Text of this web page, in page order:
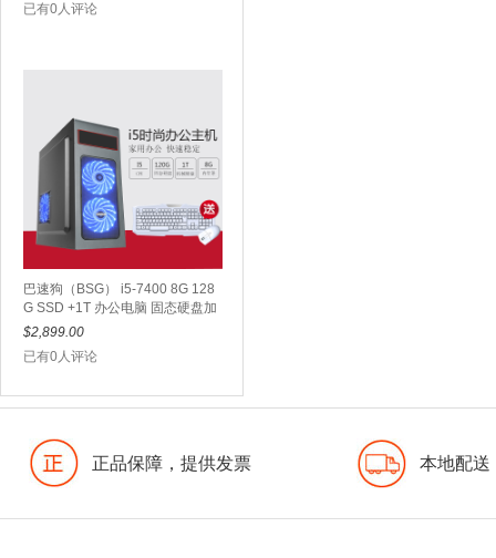
已有0人评论
巴速狗（BSG） i5-7400 8G 128
G SSD +1T 办公电脑 固态硬盘加
机械硬盘 极速开机加海量储存
$2,899.00
已有0人评论
正品保障，提供发票 本地配送